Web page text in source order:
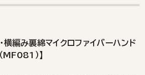
横編み裏綿マイクロファイバーハンド
）】